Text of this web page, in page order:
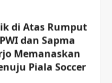
Ribuan Warga
Blek di
Jalan Jambu,